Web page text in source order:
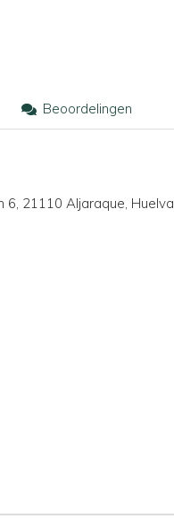
Beoordelingen
6, 21110 Aljaraque, Huelva